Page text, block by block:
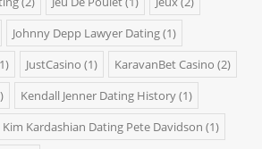
Johnny Depp Lawyer Dating(1)
JustCasino (1) KaravanBet Casino (2)
Kendall Jenner Dating History(1)
Kim Kardashian Dating Pete Davidson (1)